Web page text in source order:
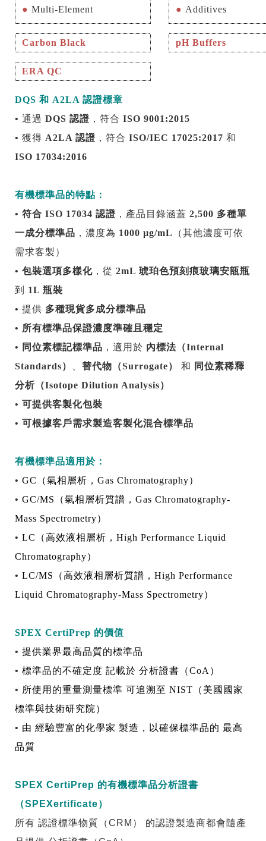
● Multi-Element
● Additives
Carbon Black pH Buffers
ERA QC
DQS 和 A2LA 認證標章
• 通過 DQS 認證 ，符合 ISO 9001:2015
• 獲得 A2LA 認證 ，符合 ISO/IEC 17025:2017 和
ISO 17034:2016
有機標準品的特點：
• 符合 ISO 17034 認證 ，產品目錄涵蓋 2,500 多種單
一成分標準品 ，濃度為 1000 µg/mL
（其他濃度可依
需求客製）
• 包裝選項多樣化 ，從 2mL 琥珀色預刻痕玻璃安瓿瓶
到 1L 瓶裝
• 提供 多種現貨多成分標準品
• 所有標準品保證濃度準確且穩定
• 同位素標記標準品 ，適用於 內標法（Internal
Standards） 替代物（Surrogate） 和 同位素稀釋
分析（Isotope Dilution Analysis）
• 可提供客製化包裝
• 可根據客戶需求製造客製化混合標準品
有機標準品適用於：
• GC （氣相層析， Gas Chromatography）
• GC/MS （氣相層析質譜， Gas Chromatography-
Mass Spectrometry）
• LC （高效液相層析， High Performance Liquid
Chromatography）
• LC/MS （高效液相層析質譜， High Performance
Liquid Chromatography-Mass Spectrometry）
SPEX CertiPrep 的價值
• 提供業界最高品質的標準品
• 標準品的不確定度 記載於 分析證書（CoA ）
• 所使用的重量測量標準 可追溯至 NIST （美國國家
標準與技術研究院）
• 由 經驗豐富的化學家 製造，以確保標準品的 最高
品質
SPEX CertiPrep 的有機標準品分析證書
（SPEXertificate）
所有 認證標準物質（CRM） 的認證製造商都會隨產